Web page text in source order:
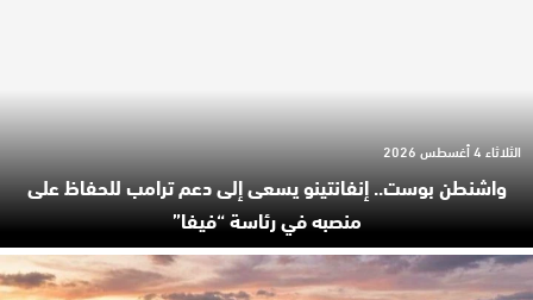
واشنطن بوست.. إنفانتينو يسعى إلى دعم ترامب للحفاظ على
منصبه في رئاسة “فيفا”
الثلاثاء 4 أغسطس 2026